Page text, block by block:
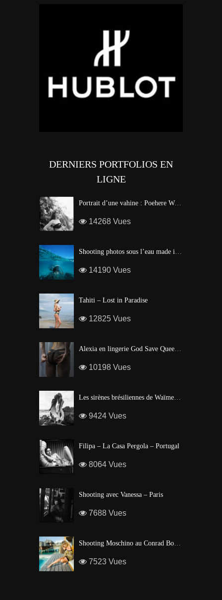
DERNIERS PORTFOLIOS EN
LIGNE
Portrait d’une vahine : Poehere Wilson, Miss Tahiti 2010
14268 Vues
14190 Vues
Tahiti – Lost in Paradise
12825 Vues
10198 Vues
9424 Vues
Filipa – La Casa Pergola – Portugal
8064 Vues
Shooting avec Vanessa – Paris
7688 Vues
7523 Vues